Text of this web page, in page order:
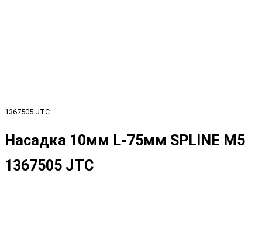
1367505 JTC
Насадка 10мм L-75мм SPLINE M5
1367505 JTC